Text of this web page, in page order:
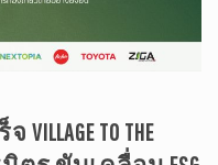
TO THE